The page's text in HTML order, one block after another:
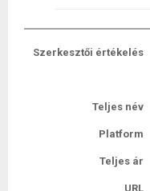
Szerkesztői értékelés
Teljes név
Platform
Teljes ár
URL